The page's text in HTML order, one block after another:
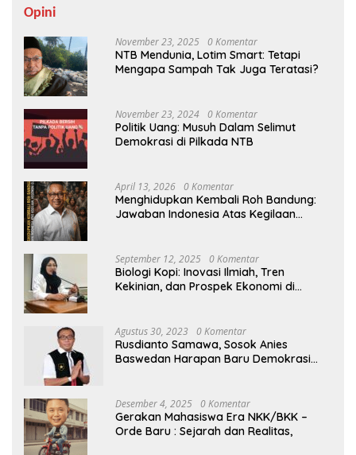
Opini
November 23, 2025 0 Komentar
NTB Mendunia, Lotim Smart: Tetapi
Mengapa Sampah Tak Juga Teratasi?
November 23, 2024 0 Komentar
Politik Uang: Musuh Dalam Selimut
Demokrasi di Pilkada NTB
April 13, 2026 0 Komentar
Menghidupkan Kembali Roh Bandung:
Jawaban Indonesia Atas Kegilaan
September 12, 2025 0 Komentar
Biologi Kopi: Inovasi Ilmiah, Tren
Kekinian, dan Prospek Ekonomi di
Agustus 30, 2023 0 Komentar
Rusdianto Samawa, Sosok Anies
Baswedan Harapan Baru Demokrasi
Desember 4, 2025 0 Komentar
Gerakan Mahasiswa Era NKK/BKK –
Orde Baru : Sejarah dan Realitas,